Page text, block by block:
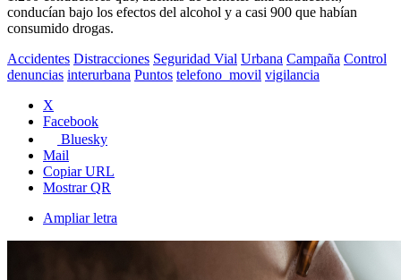
conducían bajo los efectos del alcohol y a casi 900 que habían
consumido drogas.
Accidentes Distracciones Seguridad Vial Urbana Campaña Control
denuncias interurbana Puntos telefono_movil vigilancia
X
Facebook
Bluesky
Mail
Copiar URL
Mostrar QR
Ampliar letra